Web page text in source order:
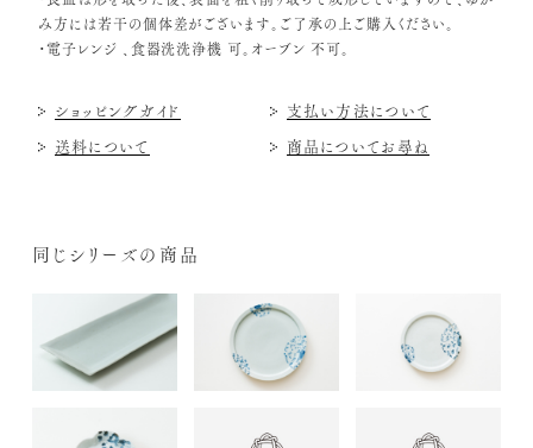
み方には若干の個体差がございます。ご了承の上ご購入ください。
・電子レンジ 、食器洗洗浄機 可。オーブン 不可。
ショッピングガイド
支払い方法について
送料について
商品についてお尋ね
同じシリーズの商品